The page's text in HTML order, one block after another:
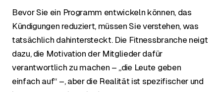
Bevor Sie ein Programm entwickeln können, das
Kündigungen reduziert, müssen Sie verstehen, was
tatsächlich dahintersteckt. Die Fitnessbranche neigt
dazu, die Motivation der Mitglieder dafür
verantwortlich zu machen – „die Leute geben
einfach auf“ –, aber die Realität ist spezifischer und